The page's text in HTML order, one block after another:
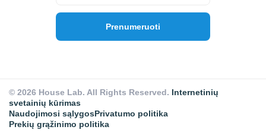
© 2026 House Lab. All Rights Reserved. Internetinių
svetainių kūrimas
Naudojimosi sąlygosPrivatumo politika
Prekių grąžinimo politika